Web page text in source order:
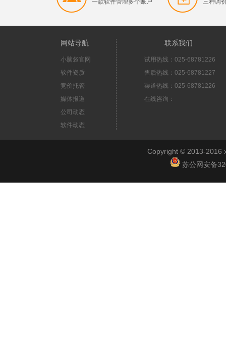
一款软件管理多个账户 三种调
网站导航
小脑袋官网
软件资质
竞价托管
媒体报道
公司动态
软件动态
联系我们
试用热线：025-68781226
售后热线：025-68781227
渠道热线：025-68781226
在线咨询：
Copyright © 2013-2016
苏公网安备